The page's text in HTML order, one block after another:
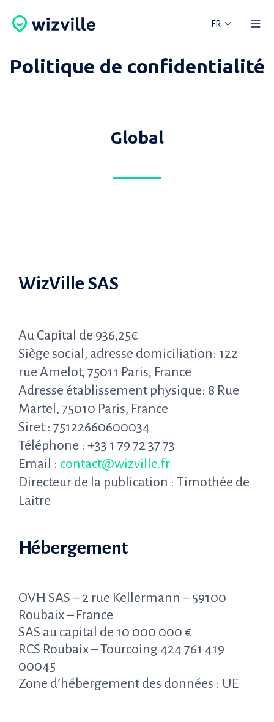
FR
Politique de confidentialité
Global
WizVille SAS
Au Capital de 936,25€
Siège social, adresse domiciliation: 122
rue Amelot, 75011 Paris, France
Adresse établissement physique: 8 Rue
Martel, 75010 Paris, France
Siret : 75122660600034
Téléphone : +33 1 79 72 37 73‬
Email : contact@wizville.fr
Directeur de la publication : Timothée de
Laitre
Hébergement
OVH SAS – 2 rue Kellermann – 59100
Roubaix – France
SAS au capital de 10 000 000 €
RCS Roubaix – Tourcoing 424 761 419
00045
Zone d’hébergement des données : UE